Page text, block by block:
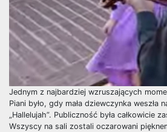
Jednym z najbardziej wzruszających
Piani było, gdy mała dziewczynka weszła
„Hallelujah”. Publiczność była całkowicie
Wszyscy na sali zostali oczarowani